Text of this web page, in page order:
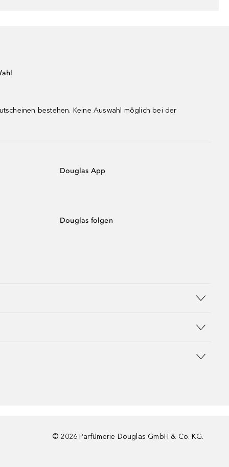
bestehen. Keine Auswahl möglich bei der
Douglas App
Douglas folgen
© 2026 Parfümerie Douglas GmbH & Co. KG.